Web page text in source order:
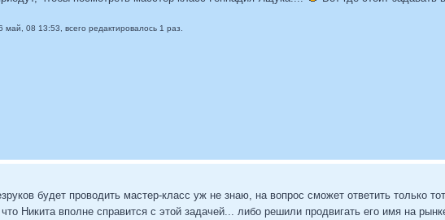
май, 08 13:53, всего редактировалось 1 раз.
будет проводить мастер-класс уж не знаю, на вопрос сможет ответить только
Никита вполне справится с этой задачей... либо решили продвигать его имя на